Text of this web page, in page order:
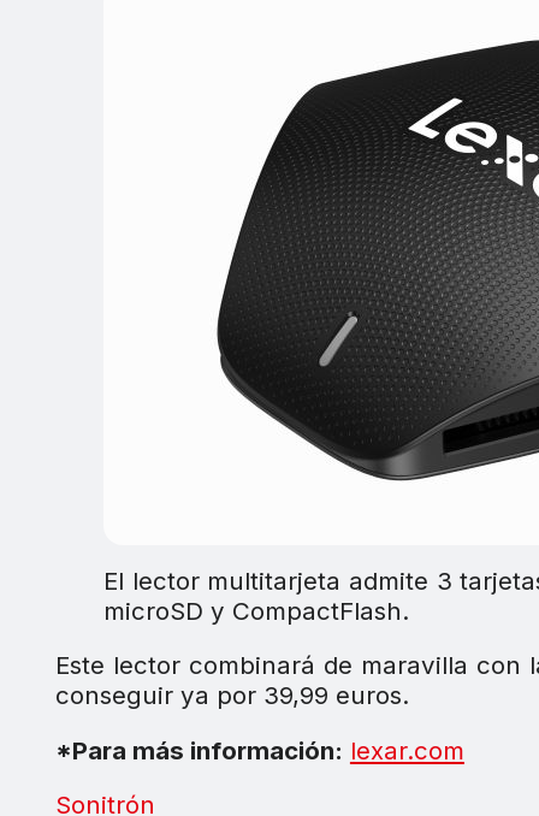
El lector multitarjeta admite 3
microSD y CompactFlash.
Este lector combinará de maravilla con
conseguir ya por 39,99 euros.
*Para más información: lexar.com
Sonitrón